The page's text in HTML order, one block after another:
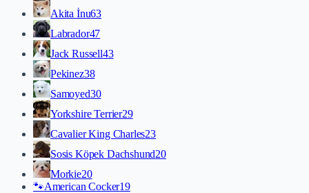
Akita İnu63
Labrador47
Jack Russell43
Pekinez38
Samoyed30
Yorkshire Terrier29
Cavalier King Charles23
Sosis Köpek Dachshund20
Morkie20
🐾American Cocker19